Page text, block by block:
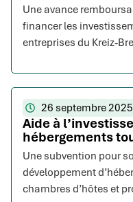
Une avance
financer les
entreprises du Kreiz-
26 septembre 2025
Aide à
hébergements
Une subvention pour
développement
chambres d’hôtes et